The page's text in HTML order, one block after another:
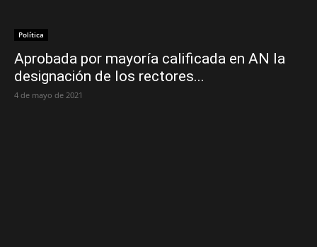
Política
Aprobada por mayoría calificada en AN la
designación de los rectores...
4 de mayo de 2021